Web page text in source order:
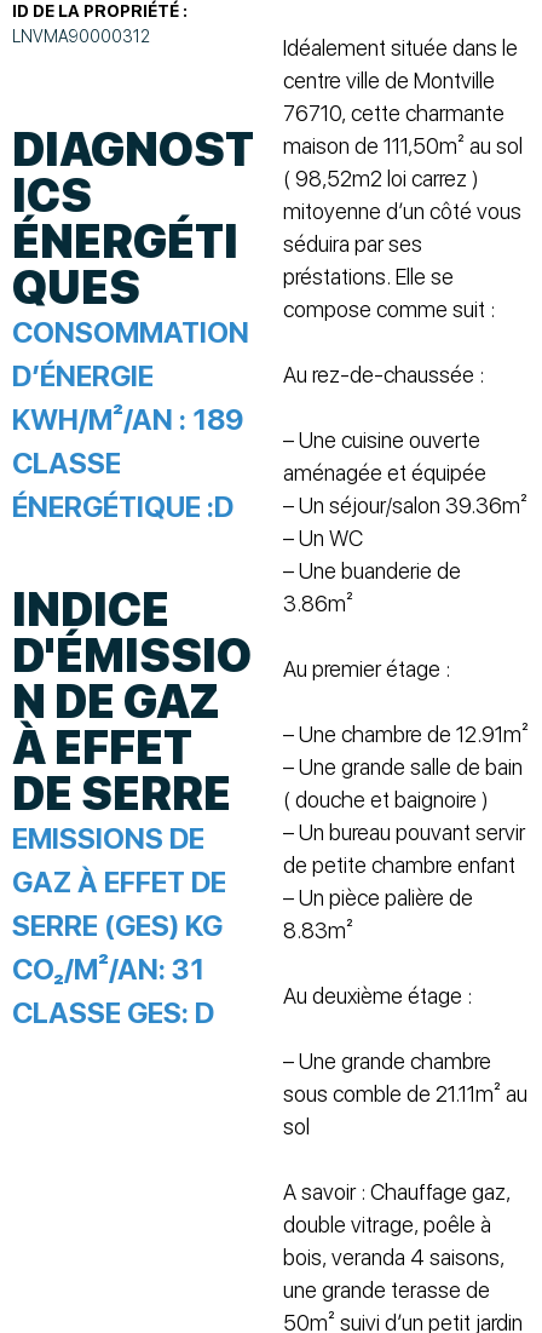
ID DE LA PROPRIÉTÉ :
LNVMA90000312
DIAGNOST
ICS
ÉNERGÉTI
QUES
CONSOMMATION
D’ÉNERGIE
KWH/M²/AN : 189
CLASSE
ÉNERGÉTIQUE :D
INDICE
D'ÉMISSIO
N DE GAZ
À EFFET
DE SERRE
EMISSIONS DE
GAZ À EFFET DE
SERRE (GES) KG
CO₂/M²/AN: 31
CLASSE GES: D
Idéalement située dans le
centre ville de Montville
76710, cette charmante
maison de 111,50m² au sol
( 98,52m2 loi carrez )
mitoyenne d’un côté vous
séduira par ses
préstations. Elle se
compose comme suit :
Au rez-de-chaussée :
– Une cuisine ouverte
aménagée et équipée
– Un séjour/salon 39.36m²
– Un WC
– Une buanderie de
3.86m²
Au premier étage :
– Une chambre de 12.91m²
– Une grande salle de bain
( douche et baignoire )
– Un bureau pouvant servir
de petite chambre enfant
– Un pièce palière de
8.83m²
Au deuxième étage :
– Une grande chambre
sous comble de 21.11m² au
sol
A savoir : Chauffage gaz,
double vitrage, poêle à
bois, veranda 4 saisons,
une grande terasse de
50m² suivi d’un petit jardin